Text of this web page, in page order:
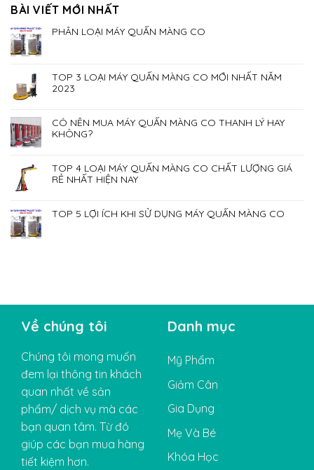
BÀI VIẾT MỚI NHẤT
PHÂN LOẠI MÁY QUẤN MÀNG CO
TOP 3 LOẠI MÁY QUẤN MÀNG CO MỚI NHẤT NĂM
2023
CÓ NÊN MUA MÁY QUẤN MÀNG CO THANH LÝ HAY
KHÔNG?
TOP 4 LOẠI MÁY QUẤN MÀNG CO CHẤT LƯỢNG GIÁ
RẺ NHẤT HIỆN NAY
TOP 5 LỢI ÍCH KHI SỬ DỤNG MÁY QUẤN MÀNG CO
Về chúng tôi
Chúng tôi mong muốn
đem lại thông tin khách
quan nhất về sản
phẩm/ dịch vụ mà các
bạn quan tâm. Từ đó
giúp các bạn mua hàng
tiết kiệm hơn.
Danh mục
Mỹ Phẩm
Giảm Cân
Gia Dụng
Mẹ Và Bé
Khóa Học